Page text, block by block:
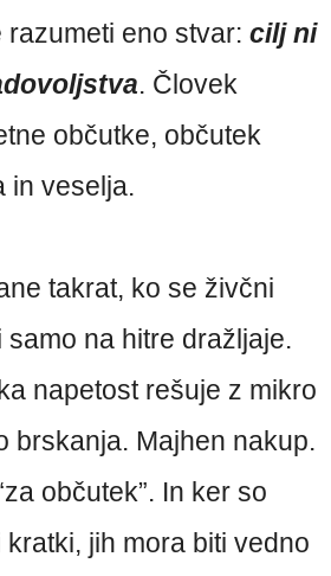
razumeti eno stvar: cilj ni
. Človek
občutke, občutek
in veselja.
takrat, ko se živčni
na hitre dražljaje.
napetost rešuje z mikro
brskanja. Majhen nakup.
občutek”. In ker so
jih mora biti vedno